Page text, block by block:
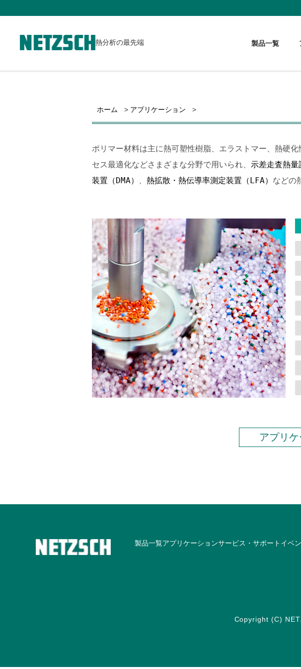
熱分析の最先端 製品一覧
ホーム アプリケーション
ポリマー材料は主に熱可塑性樹脂、エラストマー、熱硬
セス最適化などさまざまな分野で用いられ、 示差走査熱量
装置（DMA）
、 熱拡散・熱伝導率測定装置（LFA） などの
アプリ
製品一覧アプリケーションサービス・サポート イベ
Copyright (C)